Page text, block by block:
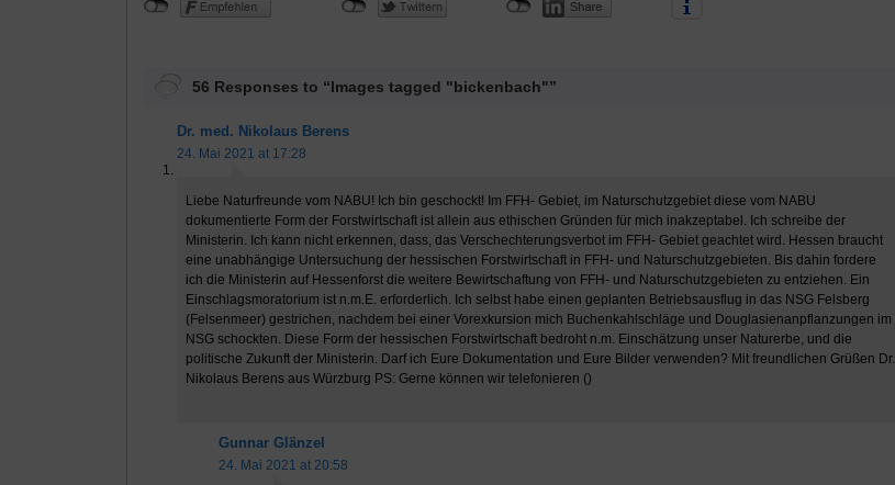
56 Responses to “Images tagged "bickenbach"”
Dr. med. Nikolaus Berens
24. Mai 2021 at 17:28
Liebe Naturfreunde vom NABU! Ich bin geschockt! Im FFH- Gebiet, im Naturschutzgebiet diese vom NABU
dokumentierte Form der Forstwirtschaft ist allein aus ethischen Gründen für mich inakzeptabel. Ich schreibe der
Ministerin. Ich kann nicht erkennen, dass, das Verschechterungsverbot im FFH- Gebiet geachtet wird. Hessen braucht
eine unabhängige Untersuchung der hessischen Forstwirtschaft in FFH- und Naturschutzgebieten. Bis dahin fordere
ich die Ministerin auf Hessenforst die weitere Bewirtschaftung von FFH- und Naturschutzgebieten zu entziehen. Ein
Einschlagsmoratorium ist n.m.E. erforderlich. Ich selbst habe einen geplanten Betriebsausflug in das NSG Felsberg
(Felsenmeer) gestrichen, nachdem bei einer Vorexkursion mich Buchenkahlschläge und Douglasienanpflanzungen im
NSG schockten. Diese Form der hessischen Forstwirtschaft bedroht n.m. Einschätzung unser Naturerbe, und die
politische Zukunft der Ministerin. Darf ich Eure Dokumentation und Eure Bilder verwenden? Mit freundlichen Grüßen Dr.
Nikolaus Berens aus Würzburg PS: Gerne können wir telefonieren ()
Gunnar Glänzel
24. Mai 2021 at 20:58